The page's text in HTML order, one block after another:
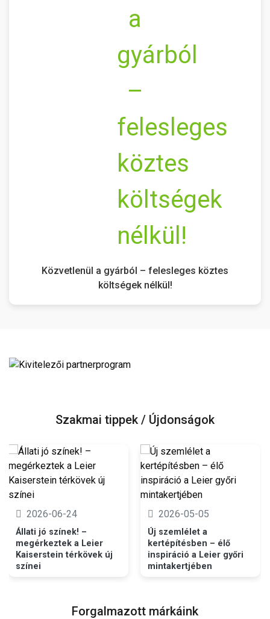
Közvetlenül a gyárból – felesleges köztes
költségek nélkül!
Szakmai tippek / Újdonságok
2026-06-24
Állati jó színek! –
megérkeztek a Leier
Kaiserstein térkövek új
színei
2026-05-05
Új szemlélet a
kertépítésben – élő
inspiráció a Leier győri
mintakertjében
Forgalmazott márkáink